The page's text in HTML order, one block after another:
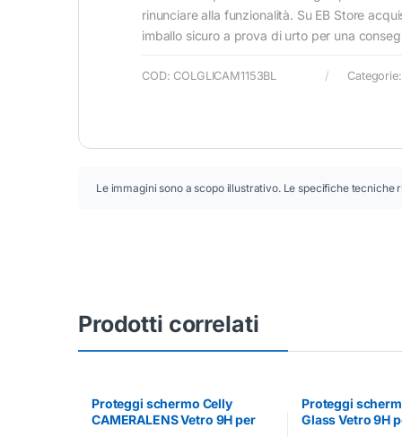
rinunciare alla funzionalità. Su EB Store
imballo sicuro a prova di urto per una
COD: COLGLICAM1153BL
Le immagini sono a scopo illustrativo. Le specifiche
Prodotti correlati
Proteggi schermo Celly
CAMERALENS Vetro 9H per
Proteggi
Glass Vetro 9H